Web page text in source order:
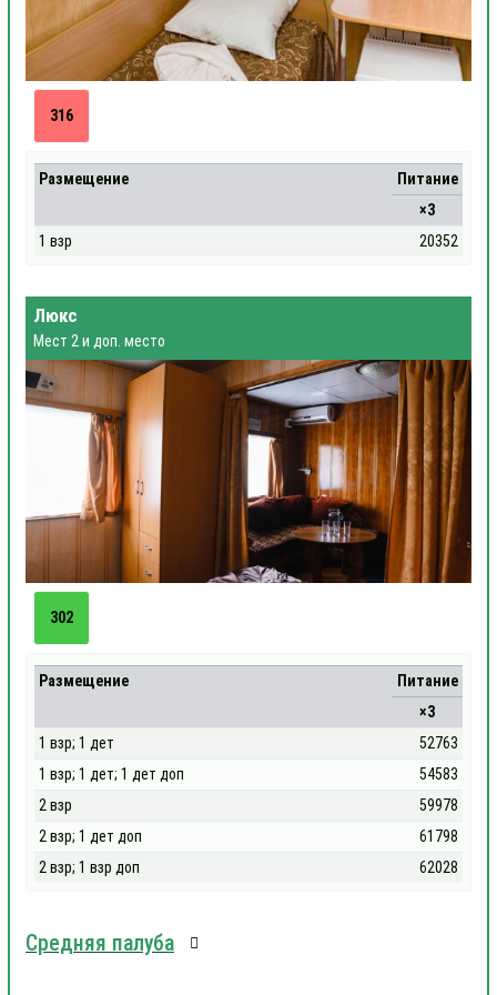
316
Размещение
Питание
×3
1 взр
20352
Люкс
Мест 2 и доп. место
302
Размещение
Питание
×3
1 взр; 1 дет
52763
1 взр; 1 дет; 1 дет доп
54583
2 взр
59978
2 взр; 1 дет доп
61798
2 взр; 1 взр доп
62028
Средняя палуба